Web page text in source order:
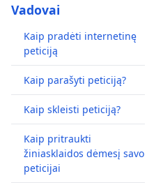
Vadovai
Kaip pradėti internetinę
peticiją
Kaip parašyti peticiją?
Kaip skleisti peticiją?
Kaip pritraukti
žiniasklaidos dėmesį savo
peticijai